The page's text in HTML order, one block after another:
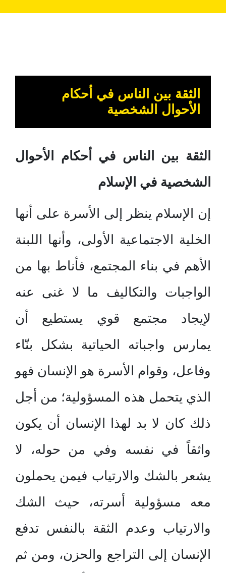
الثقة بين الناس في أحكام
الأحوال الشخصية
الثقة بين الناس في أحكام الأحوال
الشخصية في الإسلام
إن الإسلام ينظر إلى الأسرة على أنها
الخلية الاجتماعية الأولى، وأنها اللبنة
الأهم في بناء المجتمع، فأناط بها من
الواجبات والتكاليف ما لا غنى عنه
لإيجاد مجتمع قوي يستطيع أن
يمارس واجباته الحياتية بشكل بنّاء
وفاعل، وقوام الأسرة هو الإنسان فهو
الذي يتحمل هذه المسؤولية؛ من أجل
ذلك كان لا بد لهذا الإنسان أن يكون
واثقاً في نفسه وفي من حوله، لا
يشعر بالشك والارتياب فيمن يحملون
معه مسؤولية أسرته، حيث الشك
والارتياب وعدم الثقة بالنفس تدفع
الإنسان إلى التراجع والحزن، ومن ثم